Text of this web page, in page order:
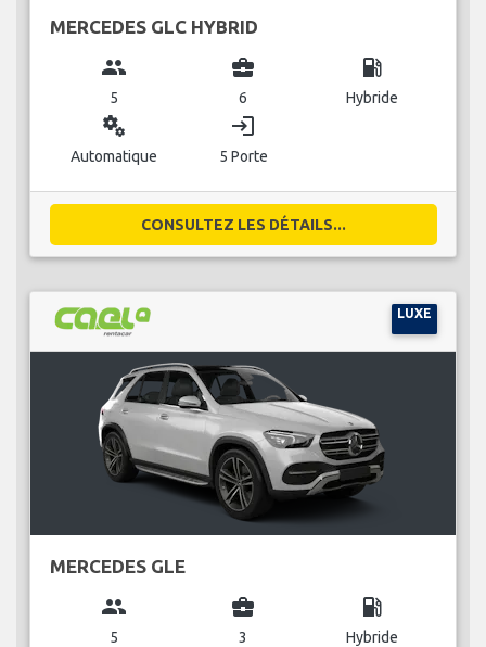
MERCEDES GLC HYBRID
group
5
business_center
6
local_gas_station
Hybride
miscellaneous_services
Automatique
login
5 Porte
CONSULTEZ LES DÉTAILS...
LUXE
MERCEDES GLE
group
5
business_center
3
local_gas_station
Hybride